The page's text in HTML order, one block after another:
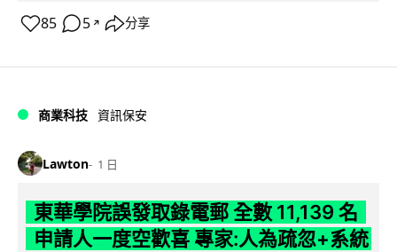
85 5 ↗ 分享
商業科技 資訊保安
Lawton 1 日
東華學院誤發取錄電郵 全數 11,139 名
申請人一度空歡喜 專家:人為疏忽+系統